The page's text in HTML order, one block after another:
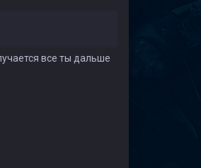
все ты дальше